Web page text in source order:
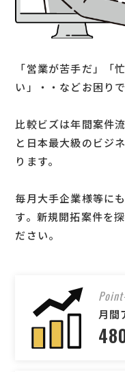
「営業が苦手だ」「
い」・・などお困り
比較ビズは年間案件
と日本最大級のビジ
ります。
毎月大手企業様等に
す。新規開拓案件を
ださい。
月間